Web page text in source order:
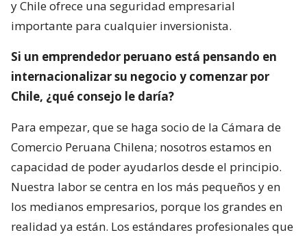
y Chile ofrece una seguridad empresarial
importante para cualquier inversionista.
Si un emprendedor peruano está pensando en
internacionalizar su negocio y comenzar por
Chile, ¿qué consejo le daría?
Para empezar, que se haga socio de la Cámara de
Comercio Peruana Chilena; nosotros estamos en
capacidad de poder ayudarlos desde el principio.
Nuestra labor se centra en los más pequeños y en
los medianos empresarios, porque los grandes en
realidad ya están. Los estándares profesionales que